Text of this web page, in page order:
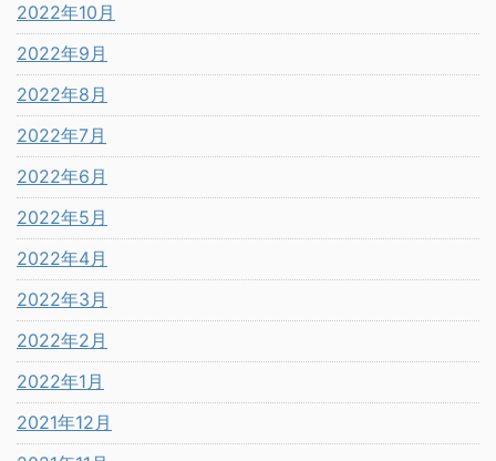
2022年10月
2022年9月
2022年8月
2022年7月
2022年6月
2022年5月
2022年4月
2022年3月
2022年2月
2022年1月
2021年12月